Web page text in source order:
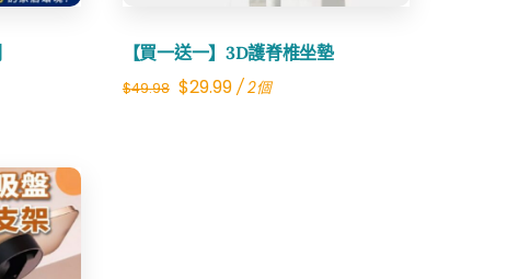
【買一送一】3D護脊椎坐墊
$49.98 Original
$29.99Current
/ 2個